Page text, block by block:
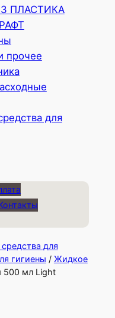
ПЛАСТИКА
прочее
для
для
гигиены / Жидкое
мл Light